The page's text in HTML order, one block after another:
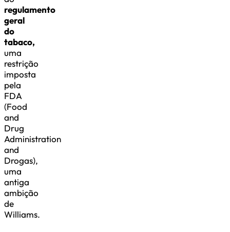
regulamento
geral
do
tabaco,
uma
restrição
imposta
pela
FDA
(Food
and
Drug
Administration
and
Drogas),
uma
antiga
ambição
de
Williams.